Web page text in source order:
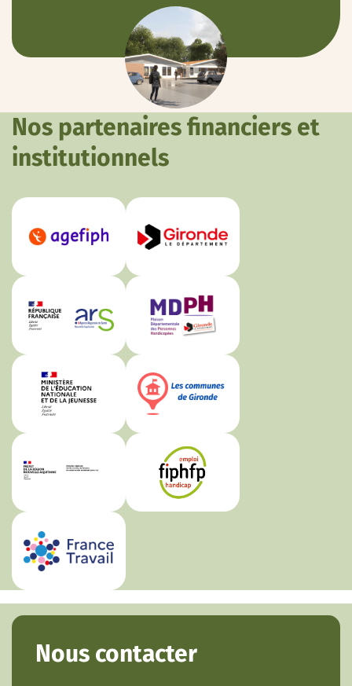
Nos partenaires financiers et
institutionnels
Nous contacter